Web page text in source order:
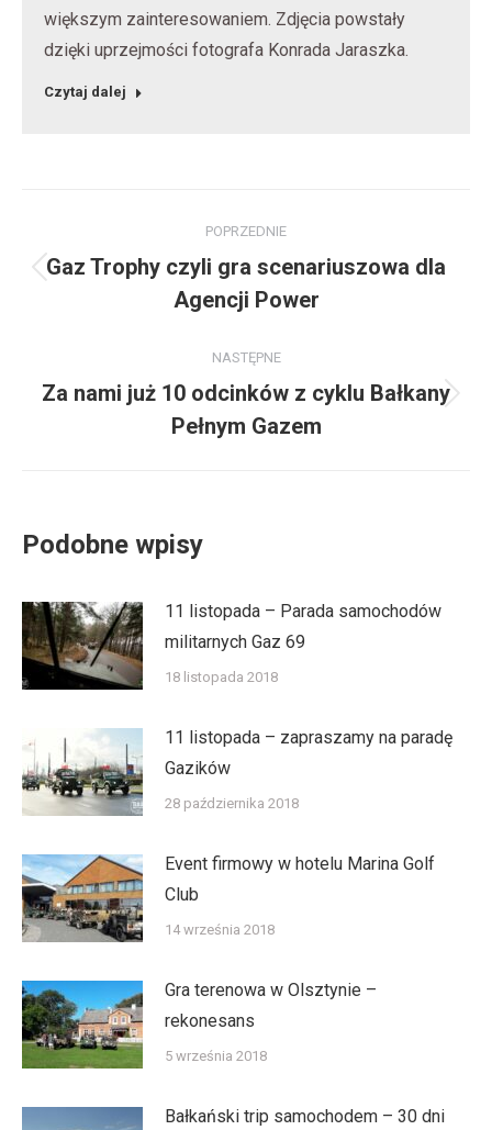
większym zainteresowaniem. Zdjęcia powstały
dzięki uprzejmości fotografa Konrada Jaraszka.
Czytaj dalej
wpisów
POPRZEDNIE
Poprzedni
wpis:
Gaz Trophy czyli gra scenariuszowa dla
Agencji Power
NASTĘPNE
Następny
wpis:
Za nami już 10 odcinków z cyklu Bałkany
Pełnym Gazem
Podobne wpisy
11 listopada – Parada samochodów
militarnych Gaz 69
18 listopada 2018
11 listopada – zapraszamy na paradę
Gazików
28 października 2018
Event firmowy w hotelu Marina Golf
Club
14 września 2018
Gra terenowa w Olsztynie –
rekonesans
5 września 2018
Bałkański trip samochodem – 30 dni